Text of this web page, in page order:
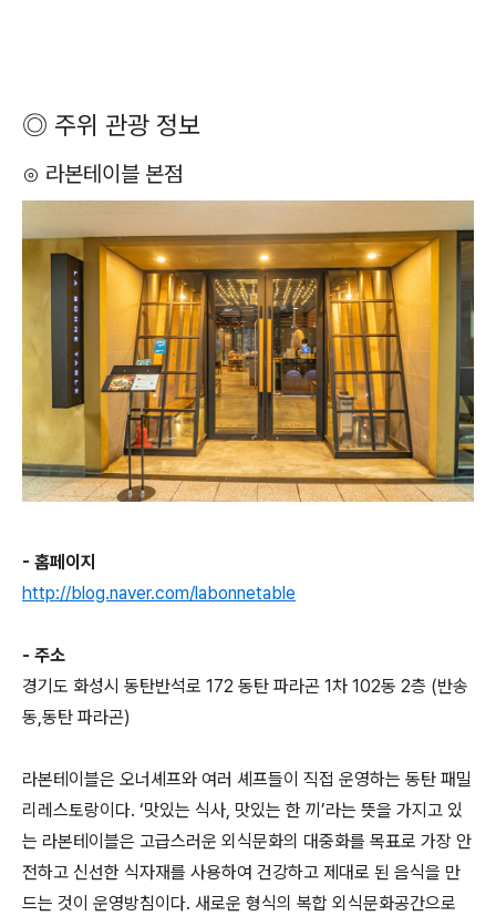
◎ 주위 관광 정보
⊙ 라본테이블 본점
- 홈페이지
http://blog.naver.com/labonnetable
- 주소
경기도 화성시 동탄반석로 172 동탄 파라곤 1차 102동 2층 (반송
동,동탄 파라곤)
라본테이블은 오너셰프와 여러 셰프들이 직접 운영하는 동탄 패밀
리레스토랑이다. ‘맛있는 식사, 맛있는 한 끼’라는 뜻을 가지고 있
는 라본테이블은 고급스러운 외식문화의 대중화를 목표로 가장 안
전하고 신선한 식자재를 사용하여 건강하고 제대로 된 음식을 만
드는 것이 운영방침이다. 새로운 형식의 복합 외식문화공간으로